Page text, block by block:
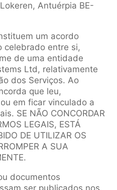
Antuérpia BE-
um acordo
celebrado entre si,
de uma entidade
Ltd, relativamente
dos Serviços. Ao
que leu,
em ficar vinculado a
SE NÃO CONCORDAR
LEGAIS, ESTÁ
DE UTILIZAR OS
A SUA
documentos
ser publicados nos